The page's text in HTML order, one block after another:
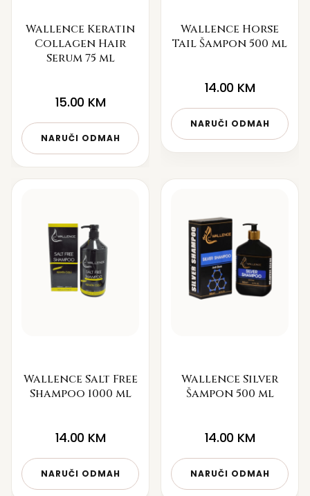
Wallence Keratin
Collagen Hair
Serum 75 ml
15.00 KM
NARUČI ODMAH
Wallence Horse
Tail Šampon 500 ml
14.00 KM
NARUČI ODMAH
Wallence Salt Free
Shampoo 1000 ml
14.00 KM
NARUČI ODMAH
Wallence Silver
Šampon 500 ml
14.00 KM
NARUČI ODMAH